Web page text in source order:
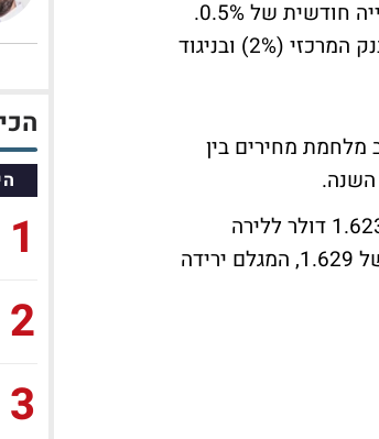
מדד המחירים לצרכן לחודש מארס עלה ב-0.3%, זאת בעוד הכלכלנים ציפו לעלייה חודשית של 0.5%.
בראייה שנתית, ירדה האינפלציה ב-0.4% לרמה של 4% - מעל טווח היעד של הבנק המרכזי (2%) ובניגוד
מלחמת מחירים בין
בתגובה לנתונים רשם מטבע הלירה שטרלינג ירידה אל מול הדולר - מ-1.632 ל-1.623 דולר ללירה
שטרלינג. עם זאת, מאז הצליח המטבע להתאושש מעט ונסחר כעת סביב שער של 1.629, המגלם ירידה
1
2
3